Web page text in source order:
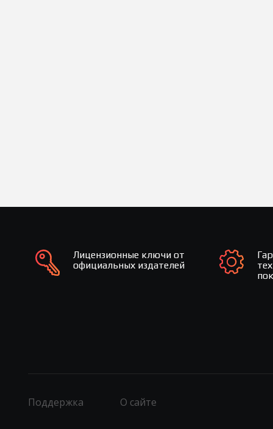
Лицензионные ключи от
официальных издателей
Поддержка О сайте